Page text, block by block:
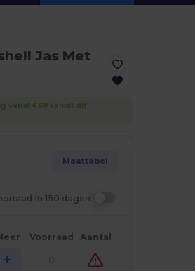
Jas Met
vanaf €69 vanuit dit
Maattabel
In 150 dagen
Voorraad Aantal
+